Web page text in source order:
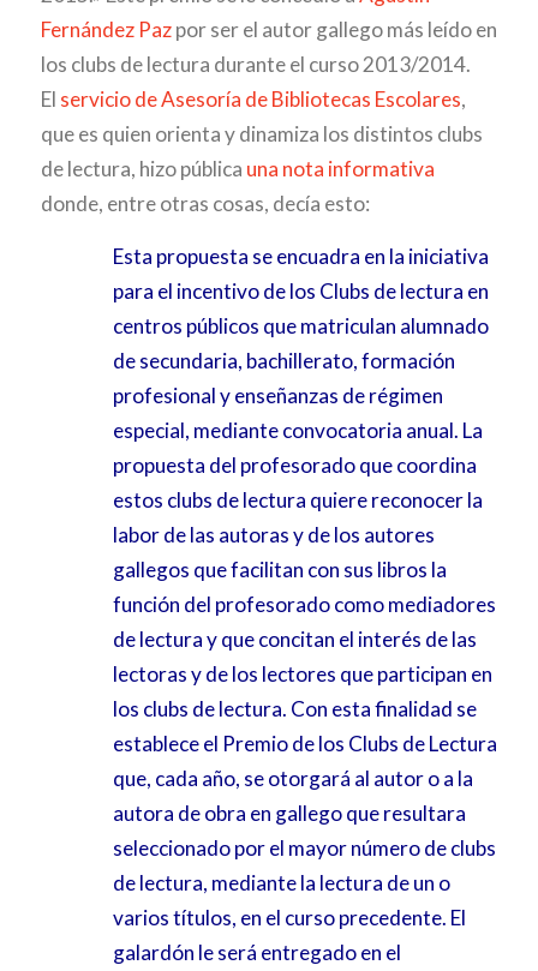
Fernández Pazpor ser el autor gallego más leído en
los clubs de lectura durante el curso 2013/2014.
El servicio de Asesoría de Bibliotecas Escolares,
que es quien orienta y dinamiza los distintos clubs
de lectura, hizo pública una nota informativa
donde, entre otras cosas, decía esto:
Esta propuesta se encuadra en la iniciativa
para el incentivo de los Clubs de lectura en
centros públicos que matriculan alumnado
de secundaria, bachillerato, formación
profesional y enseñanzas de régimen
especial, mediante convocatoria anual. La
propuesta del profesorado que coordina
estos clubs de lectura quiere reconocer la
labor de las autoras y de los autores
gallegos que facilitan con sus libros la
función del profesorado como mediadores
de lectura y que concitan el interés de las
lectoras y de los lectores que participan en
los clubs de lectura. Con esta finalidad se
establece el Premio de los Clubs de Lectura
que, cada año, se otorgará al autor o a la
autora de obra en gallego que resultara
seleccionado por el mayor número de clubs
de lectura, mediante la lectura de un o
varios títulos, en el curso precedente. El
galardón le será entregado en el